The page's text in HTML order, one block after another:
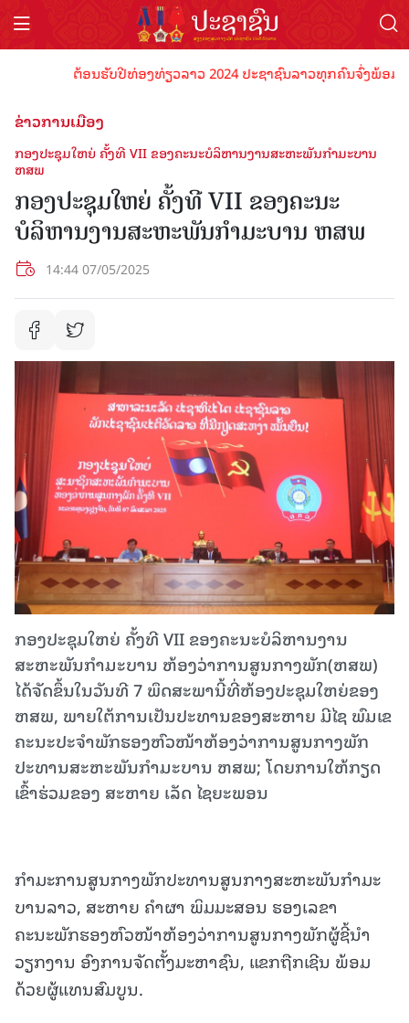
ຕ້ອນຮັບປີທ່ອງທ່ຽວລາວ 2024 ປະຊາຊົນລາວທຸກຄົນຈົ່ງພ້ອມເ
ຂ່າວການເມືອງ
ກອງປະຊຸມໃຫຍ່ ຄັ້ງທີ VII ຂອງຄະນະບໍລິຫານງານສະຫະພັນກຳມະບານ
ຫສພ
ກອງປະຊຸມໃຫຍ່ ຄັ້ງທີ VII ຂອງຄະນະ
ບໍລິຫານງານສະຫະພັນກຳມະບານ ຫສພ
14:44 07/05/2025
ກອງປະຊຸມໃຫຍ່ ຄັ້ງທີ VII ຂອງຄະນະບໍລິຫານງານ
ສະຫະພັນກຳມະບານ ຫ້ອງວ່າການສູນກາງພັກ(ຫສພ)
ໄດ້ຈັດຂຶ້ນໃນວັນທີ 7 ພຶດສະພານີ້ທີ່ຫ້ອງປະຊຸມໃຫຍ່ຂອງ
ຫສພ, ພາຍໃຕ້ການເປັນປະທານຂອງສະຫາຍ ມີໄຊ ພົມເຂ
ຄະນະປະຈຳພັກຮອງຫົວໜ້າຫ້ອງວ່າການສູນກາງພັກ
ປະທານສະຫະພັນກໍາມະບານ ຫສພ; ໂດຍການໃຫ້ກຽດ
ເຂົ້າຮ່ວມຂອງ ສະຫາຍ ເລັດ ໄຊຍະພອນ
ກໍາມະການສູນກາງພັກປະທານສູນກາງສະຫະພັນກໍາມະ
ບານລາວ, ສະຫາຍ ຄໍາຜາ ພິມມະສອນ ຮອງເລຂາ
ຄະນະພັກຮອງຫົວໜ້າຫ້ອງວ່າການສູນກາງພັກຜູ້ຊີ້ນໍາ
ວຽກງານ ອົງການຈັດຕັ້ງມະຫາຊົນ, ແຂກຖືກເຊີນ ພ້ອມ
ດ້ວຍຜູ້ແທນສົມບູນ.